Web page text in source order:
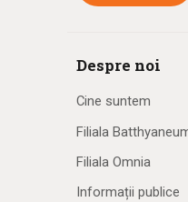
Despre noi
Cine suntem
Filiala
Filiala Omnia
Informații publice